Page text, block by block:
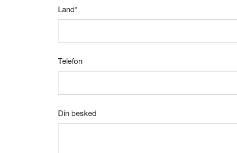
Land*
Telefon
Din besked